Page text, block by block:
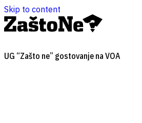
Skip to content
UG “Zašto ne” gostovanje na VOA